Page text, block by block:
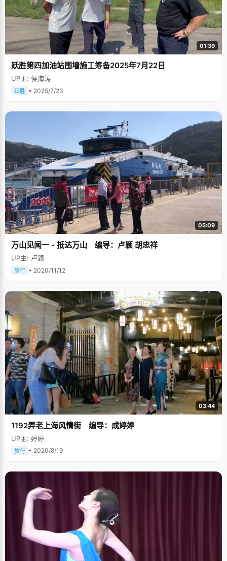
01:39
跃胜第四加油站围墙施工筹备2025年7月22日
UP主: 侯海涛
跃胜 • 2025/7/23
05:09
万山见闻一 - 抵达万山 编导：卢颖 胡忠祥
UP主: 卢颖
旅行 • 2020/11/12
03:44
1192弄老上海风情街 编导：成婷婷
UP主: 婷婷
旅行 • 2020/8/19